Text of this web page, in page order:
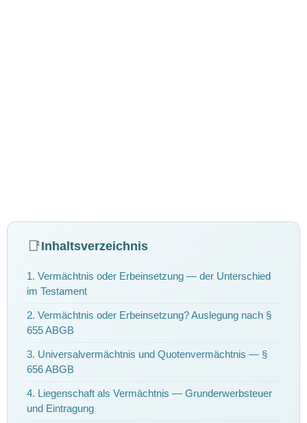
📑Inhaltsverzeichnis
1. Vermächtnis oder Erbeinsetzung — der Unterschied
im Testament
2. Vermächtnis oder Erbeinsetzung? Auslegung nach §
655 ABGB
3. Universalvermächtnis und Quotenvermächtnis — §
656 ABGB
4. Liegenschaft als Vermächtnis — Grunderwerbsteuer
und Eintragung